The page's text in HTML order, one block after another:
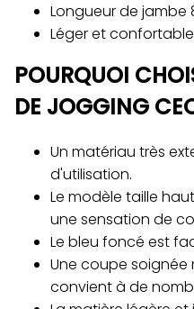
Longueur de jambe
Léger et
POURQUOI
DE JOGGING
Un matériau très
d'utilisation.
Le modèle taille
une sensation de
Le bleu foncé est
Une coupe
convient à de